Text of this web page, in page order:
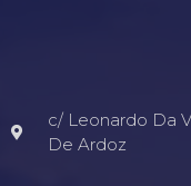
c/ Leonardo Da
De Ardoz